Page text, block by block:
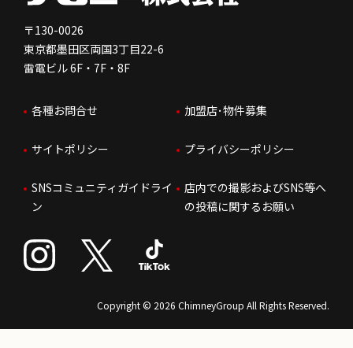
免責事項
株価情報
IRお問合せ
人を知る
はたらく環境
人財育成
サステナビリティ
FC加盟店お問合せ
〒130-0026
東京都墨田区両国3丁目22-6
雷電ビル 6F・7F・8F
各種お問合せ 加盟店･物件募集
サイトポリシー プライバシーポリシー
SNSコミュニティガイドライ
ン
店内での撮影およびSNS等へ
の投稿に関するお願い
Copyright © 2026 ChimneyGroup All Rights Reserved.